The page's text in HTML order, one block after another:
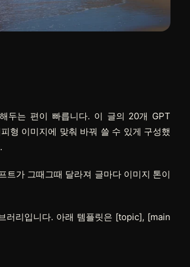
두는 편이 빠릅니다. 이 글의 20개 GPT
형 이미지에 맞춰 바꿔 쓸 수 있게 구성했
트가 그때그때 달라져 글마다 이미지 톤이
러리입니다. 아래 템플릿은 [topic], [main